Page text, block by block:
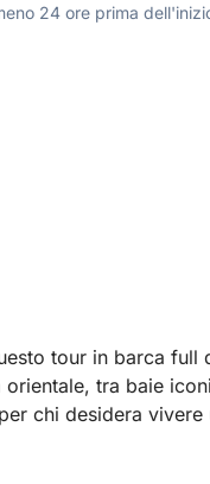
24 ore prima
tour in barca
tra baie
chi desidera